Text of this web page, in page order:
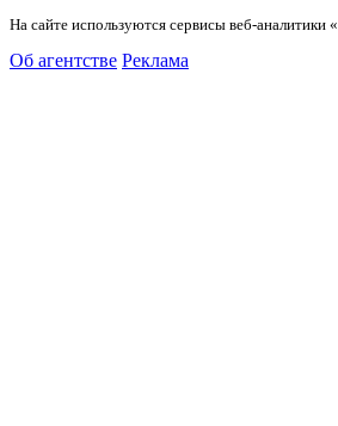
На сайте используются сервисы веб-
Об агентстве Реклама